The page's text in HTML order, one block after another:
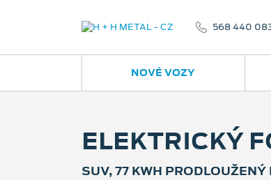
568 440
NOVÉ VOZY
ELEKTRICKÝ
SUV, 77 KWH